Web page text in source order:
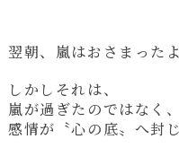
翌朝、嵐はおさまった
しかしそれは、
嵐が過ぎたのではなく、
感情が〝心の底〟へ封